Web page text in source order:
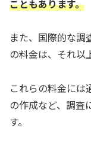
こともあります。
また、国際的な調
の料金は、それ以
これらの料金には
の作成など、調査
す。